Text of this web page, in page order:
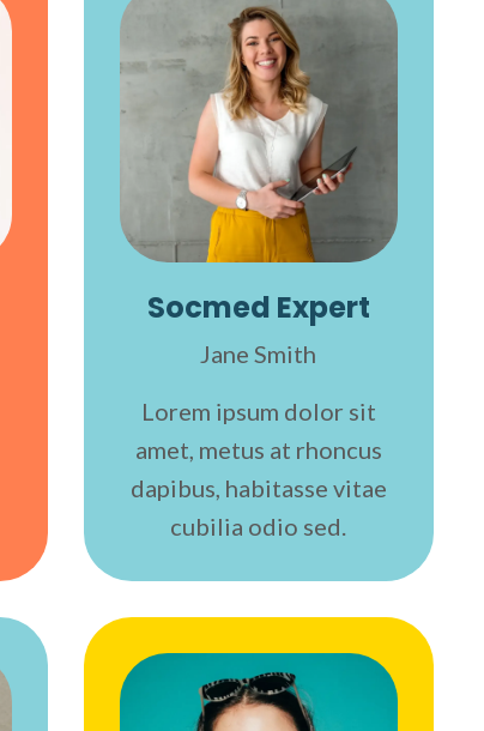
Socmed Expert
Jane Smith
Lorem ipsum dolor sit
amet, metus at rhoncus
dapibus, habitasse vitae
cubilia odio sed.